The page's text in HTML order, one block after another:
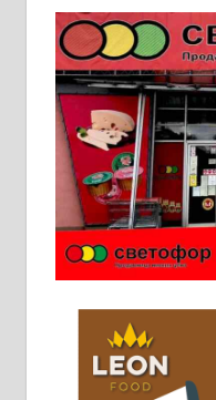
Пружам услуге
у грађевини,
молерских
Ало таксију
категоријом.
Потребна два
стоваришту
стовариште
Горког 26
8 до 15 часова.